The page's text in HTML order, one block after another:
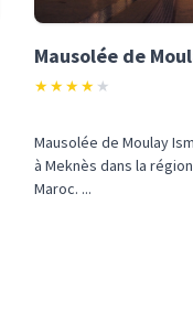
Mausolée de
★★★★ ★
Mausolée de Moulay
à Meknès dans la
Maroc. ...